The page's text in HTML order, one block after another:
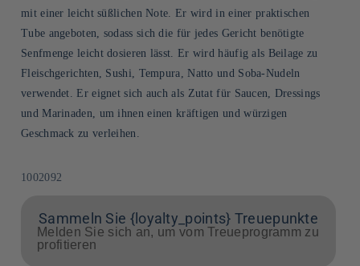
mit einer leicht süßlichen Note. Er wird in einer praktischen
Tube angeboten, sodass sich die für jedes Gericht benötigte
Senfmenge leicht dosieren lässt. Er wird häufig als Beilage zu
Fleischgerichten, Sushi, Tempura, Natto und Soba-Nudeln
verwendet. Er eignet sich auch als Zutat für Saucen, Dressings
und Marinaden, um ihnen einen kräftigen und würzigen
Geschmack zu verleihen.
SKU:
1002092
Sammeln Sie {loyalty_points} Treuepunkte
Melden Sie sich an, um vom Treueprogramm zu
profitieren